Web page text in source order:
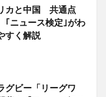
カと中国 共通点
ニュース検定｣がわ
すく解説
グビー「リーグワ